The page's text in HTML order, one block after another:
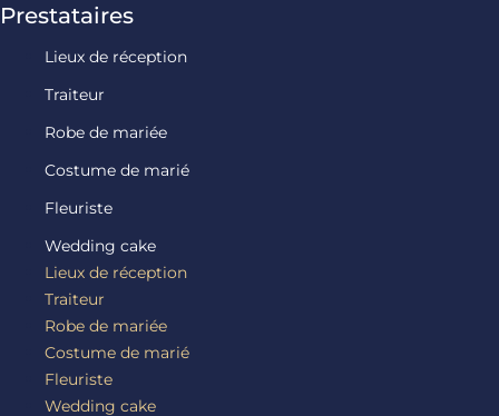
Prestataires
Lieux de réception
Traiteur
Robe de mariée
Costume de marié
Fleuriste
Wedding cake
Lieux de réception
Traiteur
Robe de mariée
Costume de marié
Fleuriste
Wedding cake